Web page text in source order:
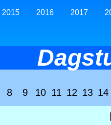
2015 2016 2017
8 9 10 11 12 13 14